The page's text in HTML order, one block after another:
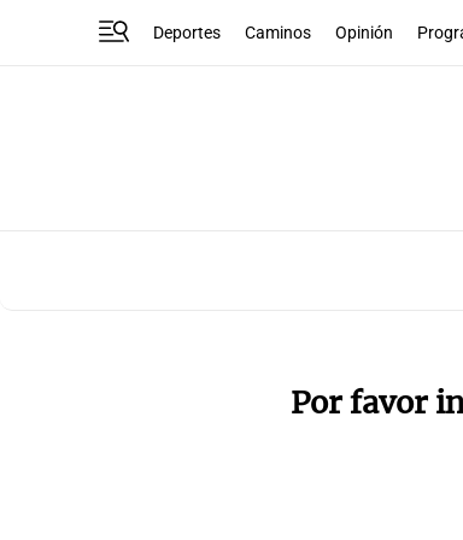
Deportes Caminos Opinión
Por favor